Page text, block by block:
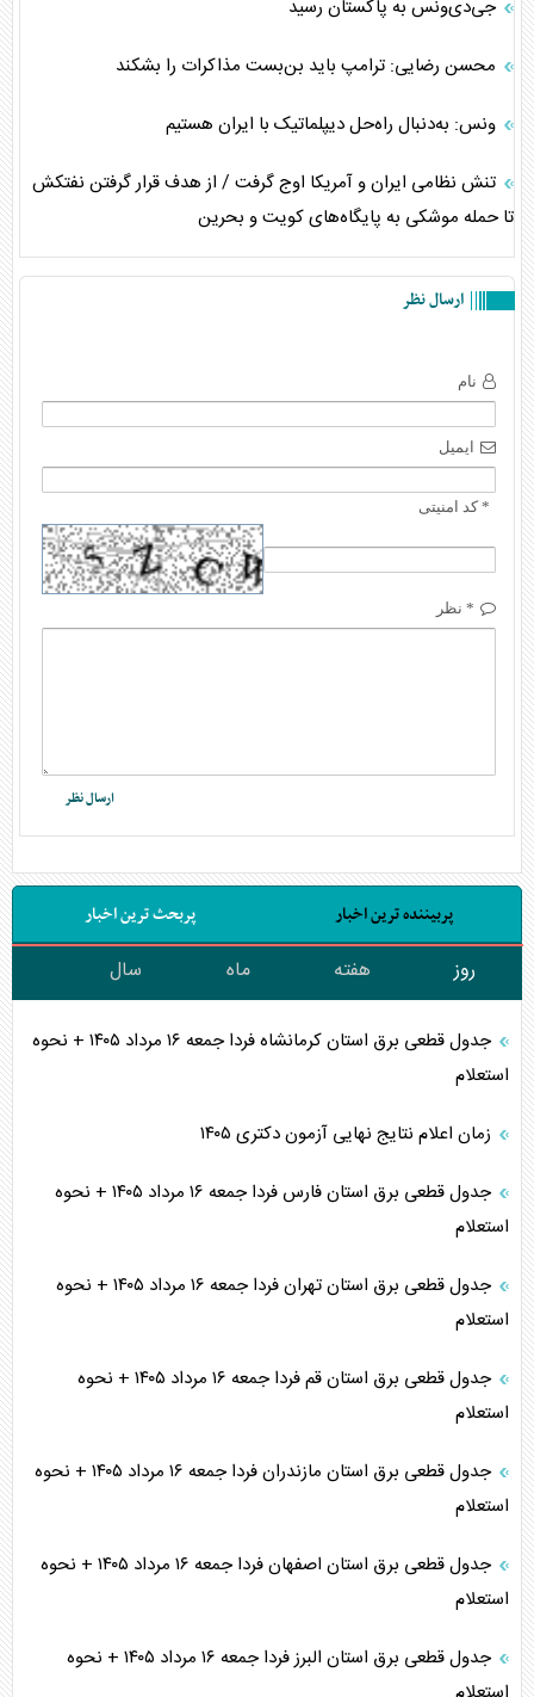
جی‌دی‌ونس به پاکستان رسید
محسن رضایی: ترامپ باید بن‌بست مذاکرات را بشکند
ونس: به‌دنبال راه‌حل دیپلماتیک با ایران هستیم
تنش نظامی ایران و آمریکا اوج گرفت / از هدف قرار گرفتن نفتکش
تا حمله موشکی به پایگاه‌های کویت و بحرین
ارسال نظر
نام
ایمیل
* کد امنیتی
* نظر
پربیننده ترین اخبار پربحث ترین اخبار
روز هفته ماه سال
جدول قطعی برق استان کرمانشاه فردا جمعه ۱۶ مرداد ۱۴۰۵ + نحوه
استعلام
زمان اعلام نتایج نهایی آزمون دکتری ۱۴۰۵
جدول قطعی برق استان فارس فردا جمعه ۱۶ مرداد ۱۴۰۵ + نحوه
استعلام
جدول قطعی برق استان تهران فردا جمعه ۱۶ مرداد ۱۴۰۵ + نحوه
استعلام
جدول قطعی برق استان قم فردا جمعه ۱۶ مرداد ۱۴۰۵ + نحوه
استعلام
جدول قطعی برق استان مازندران فردا جمعه ۱۶ مرداد ۱۴۰۵ + نحوه
استعلام
جدول قطعی برق استان اصفهان فردا جمعه ۱۶ مرداد ۱۴۰۵ + نحوه
استعلام
جدول قطعی برق استان البرز فردا جمعه ۱۶ مرداد ۱۴۰۵ + نحوه